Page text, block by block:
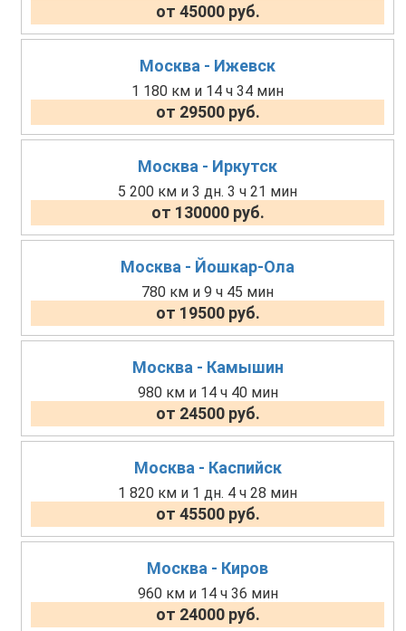
от 45000 руб.
Москва - Ижевск
1 180 км и 14 ч 34 мин
от 29500 руб.
Москва - Иркутск
5 200 км и 3 дн. 3 ч 21 мин
от 130000 руб.
Москва - Йошкар-Ола
780 км и 9 ч 45 мин
от 19500 руб.
Москва - Камышин
980 км и 14 ч 40 мин
от 24500 руб.
Москва - Каспийск
1 820 км и 1 дн. 4 ч 28 мин
от 45500 руб.
Москва - Киров
960 км и 14 ч 36 мин
от 24000 руб.